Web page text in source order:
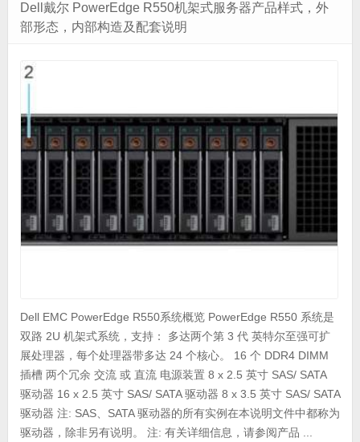
Dell戴尔 PowerEdge R550机架式服务器产品样式，外
部形态，内部构造及配套说明
Dell EMC PowerEdge R550系统概览 PowerEdge R550 系统是
双路 2U 机架式系统，支持： 多达两个第 3 代 英特尔至强可扩
展处理器，每个处理器带多达 24 个核心。 16 个 DDR4 DIMM
插槽 两个冗余 交流 或 直流 电源装置 8 x 2.5 英寸 SAS/ SATA
驱动器 16 x 2.5 英寸 SAS/ SATA 驱动器 8 x 3.5 英寸 SAS/ SATA
驱动器 注: SAS、SATA 驱动器的所有实例在本说明文件中都称为
驱动器，除非另有说明。 注: 有关详细信息，请参阅产品 ...